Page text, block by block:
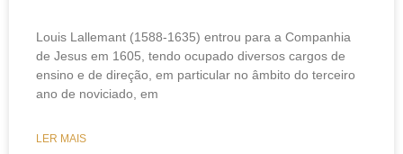
Louis Lallemant (1588-1635) entrou para a Companhia
de Jesus em 1605, tendo ocupado diversos cargos de
ensino e de direção, em particular no âmbito do terceiro
ano de noviciado, em
LER MAIS